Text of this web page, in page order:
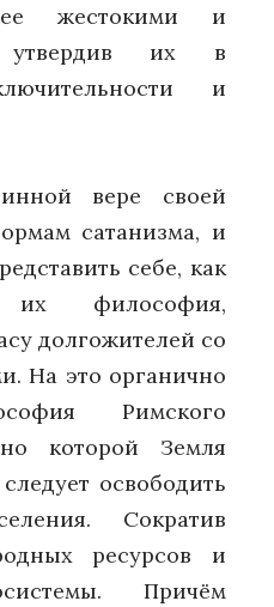
жестокими и
утвердив их в
и
вере своей
сатанизма, и
себе, как
их философия,
долгожителей со
На это органично
Римского
которой Земля
освободить
Сократив
ресурсов и
Причём